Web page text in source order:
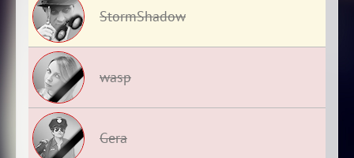
StormShadow
wasp
Gera